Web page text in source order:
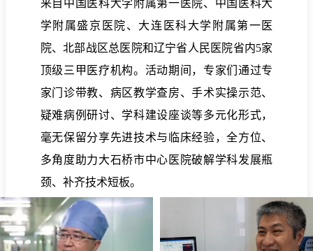
来自中国医科大学附属第一医院、中国医科大
学附属盛京医院、大连医科大学附属第一医
院、北部战区总医院和辽宁省人民医院省内5家
顶级三甲医疗机构。活动期间，专家们通过专
家门诊带教、病区教学查房、手术实操示范、
疑难病例研讨、学科建设座谈等多元化形式，
毫无保留分享先进技术与临床经验，全方位、
多角度助力大石桥市中心医院破解学科发展瓶
颈、补齐技术短板。